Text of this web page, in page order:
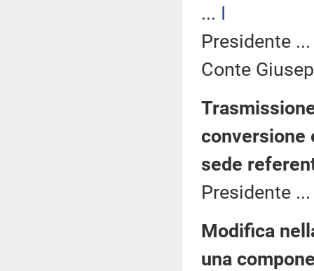
... I
Presidente
Conte
conversione
sede
Presidente
Modifica
una